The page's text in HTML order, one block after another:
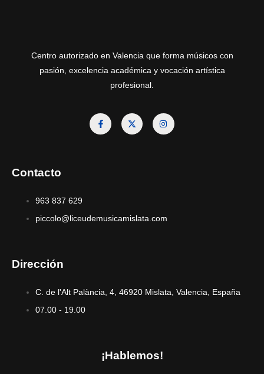
Centro autorizado en Valencia que forma músicos con
pasión, excelencia académica y vocación artística
profesional.
Contacto
963 837 629
piccolo@liceudemusicamislata.com
Dirección
C. de l'Alt Palància, 4, 46920 Mislata, Valencia, España
07.00 - 19.00
¡Hablemos!